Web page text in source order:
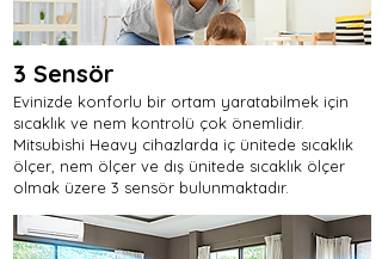
3 Sensör
Evinizde konforlu bir ortam yaratabilmek için
sıcaklık ve nem kontrolü çok önemlidir.
Mitsubishi Heavy cihazlarda iç ünitede sıcaklık
ölçer, nem ölçer ve dış ünitede sıcaklık ölçer
olmak üzere 3 sensör bulunmaktadır.